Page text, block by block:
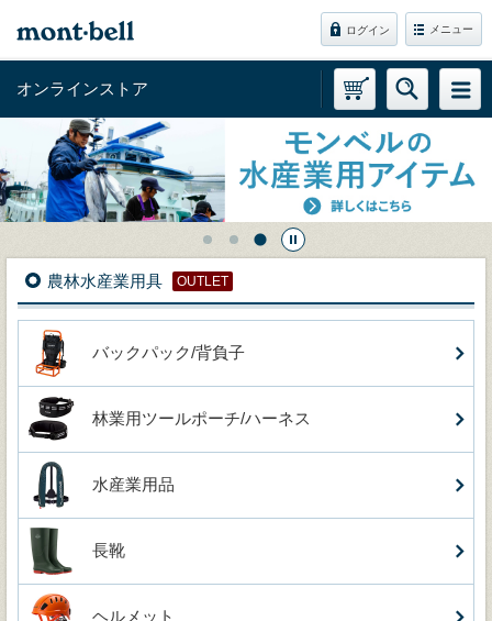
ログイン メニュー
オンラインストア
農林水産業用具 OUTLET
バックパック/背負子
林業用ツールポーチ/ハーネス
水産業用品
長靴
ヘルメット